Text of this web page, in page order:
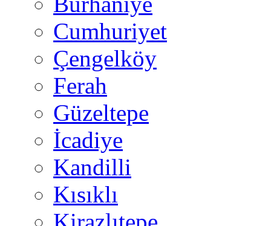
Cumhuriyet
Çengelköy
Ferah
Güzeltepe
İcadiye
Kandilli
Kısıklı